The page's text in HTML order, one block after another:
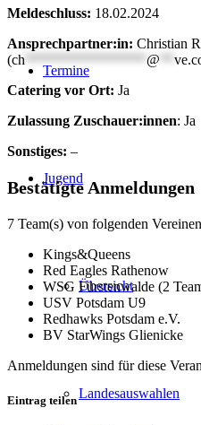
Termine
Jugend
Übersicht
Landesauswahlen
Meldeschluss: 18.02.2024
Ansprechpartner:in: Christian
(ch @
Catering vor Ort: Ja
Zulassung Zuschauer:innen: Ja
Sonstiges: –
Bestätigte Anmeldungen
7 Team(s) von folgenden
Kings&Queens
Red Eagles Rathenow
WSG Fürstenwalde (2
USV Potsdam U9
Redhawks Potsdam e.V.
BV StarWings Glienicke
Anmeldungen sind für diese
Eintrag teilen